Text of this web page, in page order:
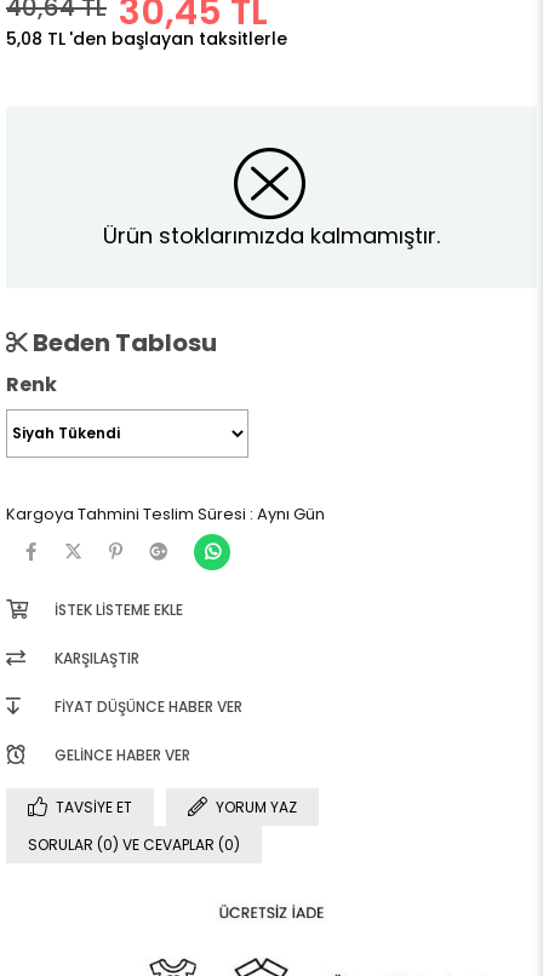
40,64 TL 30,45 TL
5,08 TL 'den başlayan taksitlerle
Ürün stoklarımızda kalmamıştır.
Beden Tablosu
Renk
Kargoya Tahmini Teslim Süresi : Aynı Gün
İSTEK LISTEME EKLE
KARŞILAŞTIR
FIYAT DÜŞÜNCE HABER VER
GELINCE HABER VER
TAVSIYE ET
YORUM YAZ
SORULAR (0) VE CEVAPLAR (0)